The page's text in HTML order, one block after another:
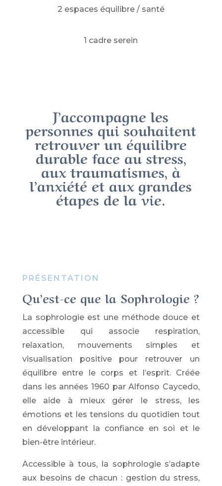
2 espaces équilibre / santé
1 cadre serein
J’accompagne les
personnes qui souhaitent
retrouver un équilibre
durable face au stress,
aux traumatismes, à
l’anxiété et aux grandes
étapes de la vie.
PRÉSENTATION
Qu’est-ce que la Sophrologie ?
La sophrologie est une méthode douce et
accessible qui associe respiration,
relaxation, mouvements simples et
visualisation positive pour retrouver un
équilibre entre le corps et l’esprit. Créée
dans les années 1960 parAlfonso Caycedo,
elle aide à mieux gérer le stress, les
émotions et les tensions du quotidien tout
en développant la confiance en soi et le
bien-être intérieur.
Accessible à tous, la sophrologie s’adapte
aux besoins de chacun : gestion du stress,